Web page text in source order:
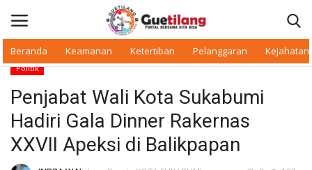
Beranda Keamanan Ketertiban Pelanggaran Kejahatan
Beranda
Politik
Penjabat Wali Kota Sukabumi
Hadiri Gala Dinner Rakernas
XXVII Apeksi di Balikpapan